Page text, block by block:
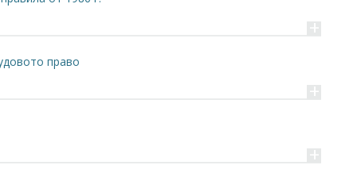
+
право
+
+